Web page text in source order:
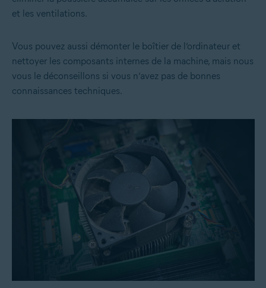
et les ventilations.
Vous pouvez aussi démonter le boîtier de l’ordinateur et
nettoyer les composants internes de la machine, mais nous
vous le déconseillons si vous n’avez pas de bonnes
connaissances techniques.